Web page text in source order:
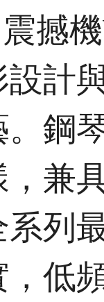
撼
計
鋼
兼
列
低